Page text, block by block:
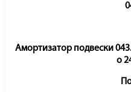
Амортизатор подвески
o